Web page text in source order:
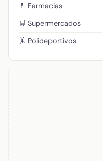
💊 Farmacias
🛒 Supermercados
🤸 Polideportivos